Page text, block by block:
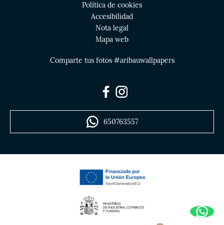
Política de cookies
Accesibilidad
Nota legal
Mapa web
Comparte tus fotos #aribauwallpapers
650763557